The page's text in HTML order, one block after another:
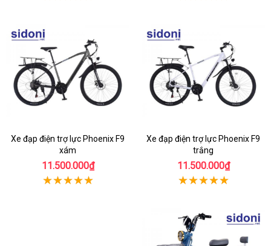
Xe đạp điện trợ lực Phoenix F9
xám
11.500.000₫
Xe đạp điện trợ lực Phoenix F9
trắng
11.500.000₫